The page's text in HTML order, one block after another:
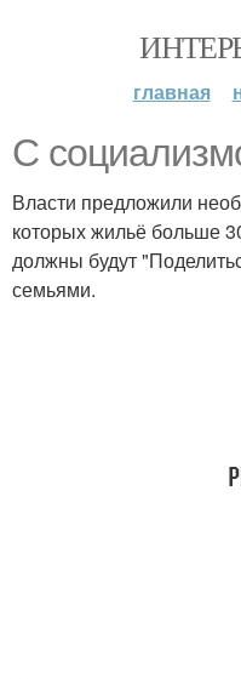
главная
С
Власти предложили
которых жильё больше
должны будут
семьями.